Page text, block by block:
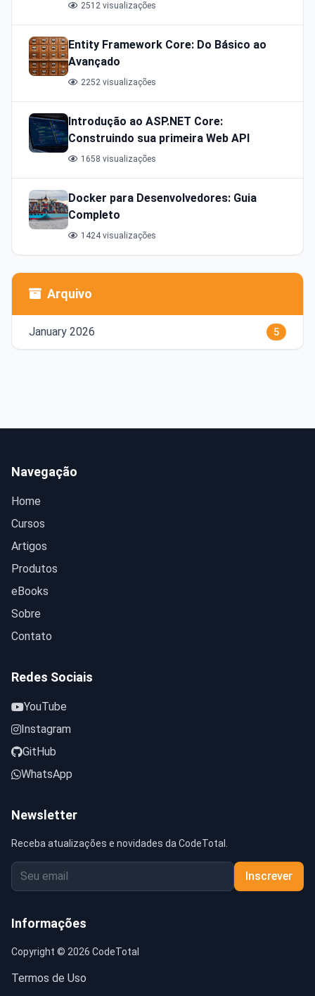
2512 visualizações
Entity Framework Core: Do Básico ao
Avançado
2252 visualizações
Introdução ao ASP.NET Core:
Construindo sua primeira Web API
1658 visualizações
Docker para Desenvolvedores: Guia
Completo
1424 visualizações
Arquivo
January 2026 5
Navegação
Home
Cursos
Artigos
Produtos
eBooks
Sobre
Contato
Redes Sociais
YouTube
Instagram
GitHub
WhatsApp
Newsletter
Receba atualizações e novidades da CodeTotal.
Inscrever
Informações
Copyright © 2026 CodeTotal
Termos de Uso